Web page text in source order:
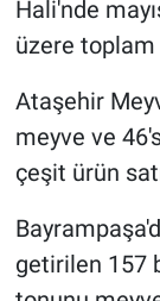
Hali'nde
üzere toplam
Ataşehir
meyve ve
çeşit ürün
getirilen 157